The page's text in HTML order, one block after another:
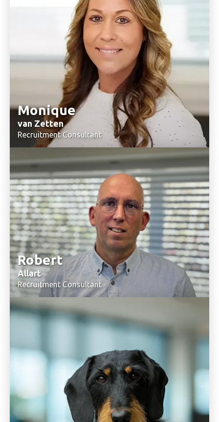
Monique
van Zetten
Recruitment Consultant
+31(0)6 57 45 84 48
Stuur mij een email
Robert
Allart
Recruitment Consultant
06-22425055
Stuur mij een email